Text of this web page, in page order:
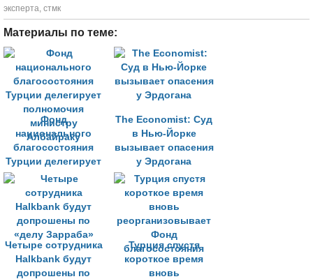
эксперта, стмк
Материалы по теме:
Фонд
национального
благосостояния
Турции делегирует
полномочия
министру
Албайраку
The Economist: Суд
в Нью-Йорке
вызывает опасения
у Эрдогана
Четыре сотрудника
Halkbank будут
допрошены по
Турция спустя
короткое время
вновь